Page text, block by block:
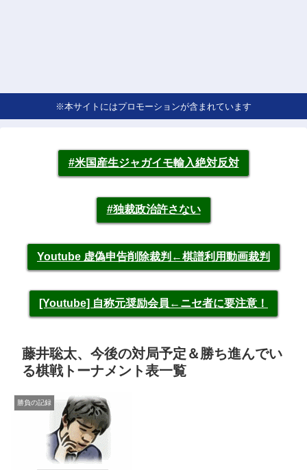
※本サイトにはプロモーションが含まれています
#米国産生ジャガイモ輸入絶対反対
#独裁政治許さない
Youtube 虚偽申告削除裁判←棋譜利用動画裁判
[Youtube] 自称元奨励会員←ニセ者に要注意！
藤井聡太、今後の対局予定＆勝ち進んでい
る棋戦トーナメント表一覧
勝負の記録